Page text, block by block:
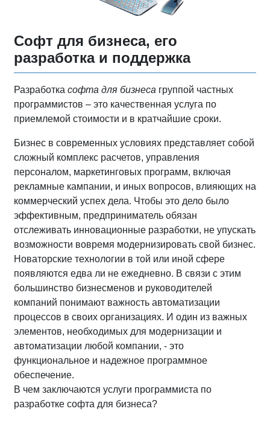
Софт для бизнеса, его
разработка и поддержка
Разработка софта для бизнеса группой частных
программистов – это качественная услуга по
приемлемой стоимости и в кратчайшие сроки.
Бизнес в современных условиях представляет собой
сложный комплекс расчетов, управления
персоналом, маркетинговых программ, включая
рекламные кампании, и иных вопросов, влияющих на
коммерческий успех дела. Чтобы это дело было
эффективным, предприниматель обязан
отслеживать инновационные разработки, не упускать
возможности вовремя модернизировать свой бизнес.
Новаторские технологии в той или иной сфере
появляются едва ли не ежедневно. В связи с этим
большинство бизнесменов и руководителей
компаний понимают важность автоматизации
процессов в своих организациях. И один из важных
элементов, необходимых для модернизации и
автоматизации любой компании, - это
функциональное и надежное программное
обеспечение.
В чем заключаются услуги программиста по
разработке софта для бизнеса?